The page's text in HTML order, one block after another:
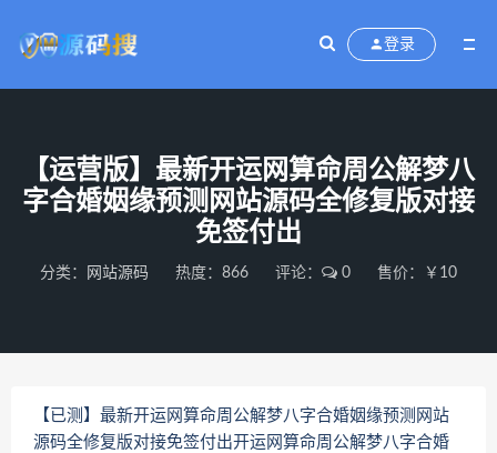
登录
【运营版】最新开运网算命周公解梦八
字合婚姻缘预测网站源码全修复版对接
免签付出
分类： 网站源码 热度：866 评论： 0 售价：￥10
【已测】最新开运网算命周公解梦八字合婚姻缘预测网站
源码全修复版对接免签付出开运网算命周公解梦八字合婚